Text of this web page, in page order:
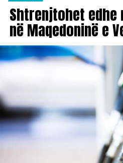
Shtrenjtohet edhe
në Maqedoninë e